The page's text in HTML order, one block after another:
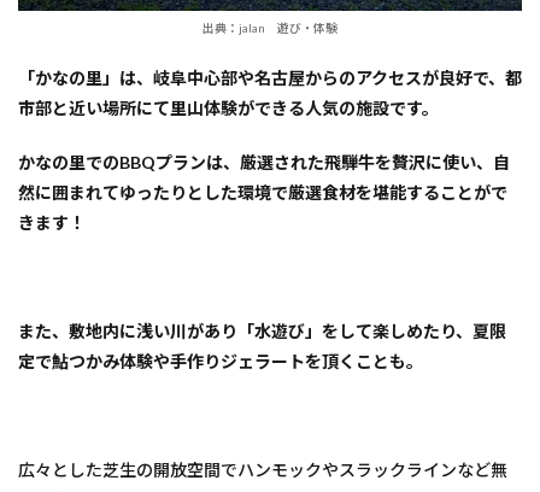
出典：jalan 遊び・体験
「かなの里」は、岐阜中心部や名古屋からのアクセスが良好で、都
市部と近い場所にて里山体験ができる人気の施設です。
かなの里でのBBQプランは、厳選された飛騨牛を贅沢に使い、自
然に囲まれてゆったりとした環境で厳選食材を堪能することがで
きます！
また、敷地内に浅い川があり「水遊び」をして楽しめたり、夏限
定で鮎つかみ体験や手作りジェラートを頂くことも。
広々とした芝生の開放空間でハンモックやスラックラインなど無